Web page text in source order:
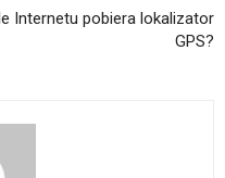
Ile Internetu pobiera lokalizator
GPS?